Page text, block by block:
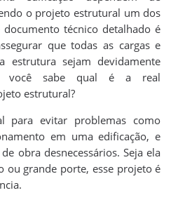
o projeto estrutural um dos
documento técnico detalhado é
que todas as cargas e
estrutura sejam devidamente
você sabe qual é a real
estrutural?
para evitar problemas como
em uma edificação, e
obra desnecessários. Seja ela
ou grande porte, esse projeto é